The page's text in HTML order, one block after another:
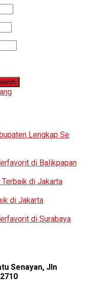
Lengkap Se
di Balikpapan
di Jakarta
di Jakarta
di Surabaya
Senayan, Jln